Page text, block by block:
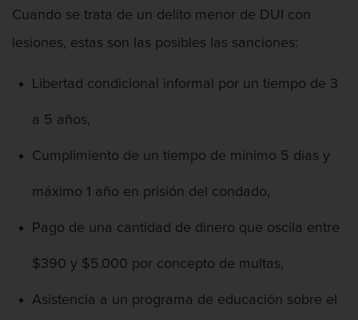
Contacto
Cuando se trata de un delito menor de DUI con
lesiones, estas son las posibles las sanciones:
Libertad condicional informal por un tiempo de 3
a 5 años,
Cumplimiento de un tiempo de mínimo 5 días y
máximo 1 año en prisión del condado,
Pago de una cantidad de dinero que oscila entre
$390 y $5.000 por concepto de multas,
Asistencia a un programa de educación sobre el